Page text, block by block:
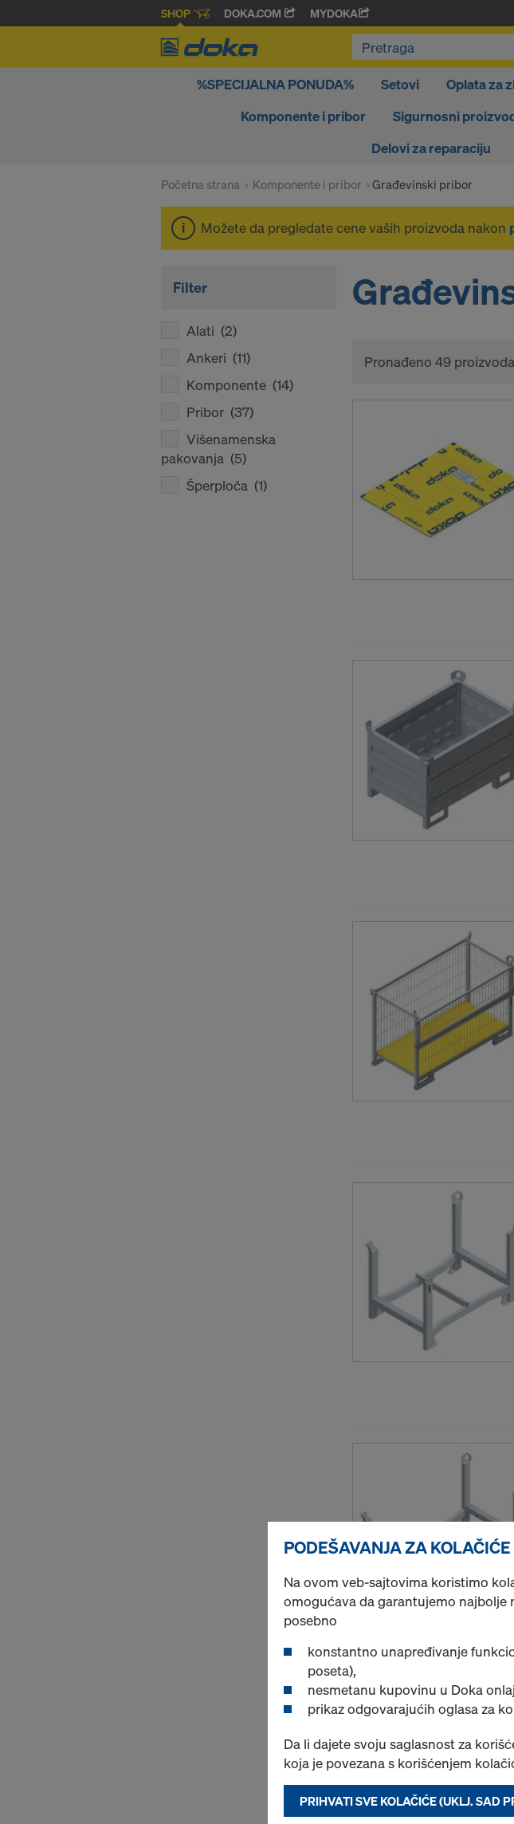
SHOP DOKA.COM MYDOKA
%SPECIJALNA PONUDA% Setovi Oplata za
Komponente i pribor
Sigurnosni
Delovi za reparaciju
Početna strana Komponente i pribor Građevinski pribor
Možete da pregledate cene vaših proizvoda nakon
Filter
Alati (2)
Ankeri (11)
Komponente (14)
Pribor (37)
Višenamenska
pakovanja (5)
Šperploča (1)
Pronađeno 49 proizvoda
PODEŠAVANJA ZA
Na ovom veb-sajtovima koristimo
omogućava da garantujemo najbolje
posebno
konstantno unapređivanje
poseta),
nesmetanu kupovinu u Doka
prikaz odgovarajućih oglasa za
Da li dajete svoju saglasnost za
koja je povezana s korišćenjem
PRIHVATI SVE KOLAČIĆE (UKLJ. SAD